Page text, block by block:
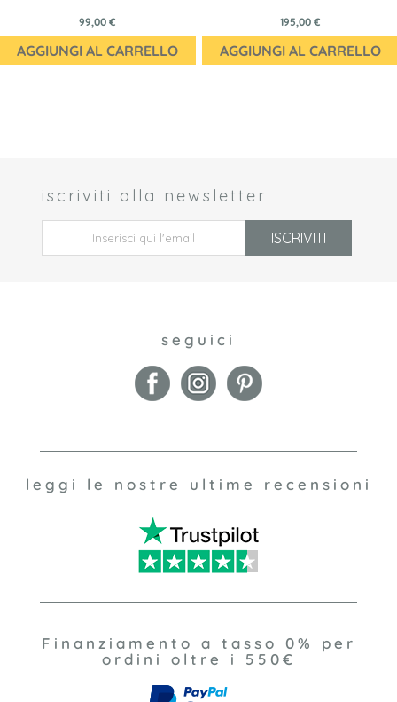
99,00 €
AGGIUNGI AL CARRELLO
195,00 €
AGGIUNGI AL CARRELLO
iscriviti alla newsletter
ISCRIVITI
seguici
leggi le nostre ultime recensioni
Finanziamento a tasso 0% per
ordini oltre i 550€